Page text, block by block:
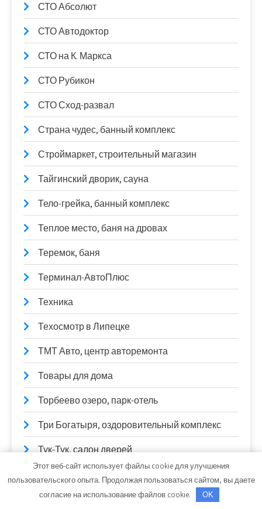
СТО Абсолют
СТО Автодоктор
СТО на К. Маркса
СТО Рубикон
СТО Сход-развал
Страна чудес, банный комплекс
Строймаркет, строительный магазин
Тайгинский дворик, сауна
Тело-грейка, банный комплекс
Теплое место, баня на дровах
Теремок, баня
Терминал-АвтоПлюс
Техника
Техосмотр в Липецке
ТМТ Авто, центр авторемонта
Товары для дома
Торбеево озеро, парк-отель
Три Богатыря, оздоровительный комплекс
Тук-Тук, салон дверей
Туши Пожар, сауна
У Ильича, сауна
Этот веб-сайт использует файлы cookie для улучшения
пользовательского опыта. Продолжая пользоваться сайтом, вы даете
согласие на использование файлов cookie.
OK